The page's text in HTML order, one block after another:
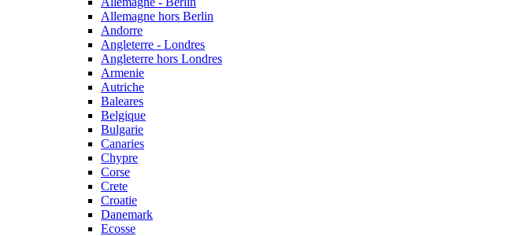
Allemagne hors Berlin
Andorre
Angleterre - Londres
Angleterre hors Londres
Armenie
Autriche
Baleares
Belgique
Bulgarie
Canaries
Chypre
Corse
Crete
Croatie
Danemark
Ecosse